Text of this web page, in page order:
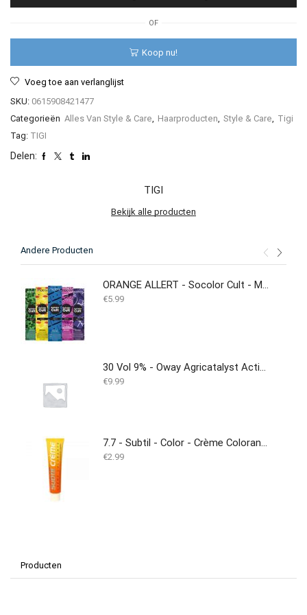
Intense
Nourishing
aantal
OF
Koop nu!
Voeg toe aan verlanglijst
SKU: 0615908421477
Categorieën Alles Van Style & Care, Haarproducten, Style & Care, Tigi
Tag: TIGI
Delen:
TIGI
Bekijk alle producten
Andere Producten
€5.99
€9.99
€2.99
Producten